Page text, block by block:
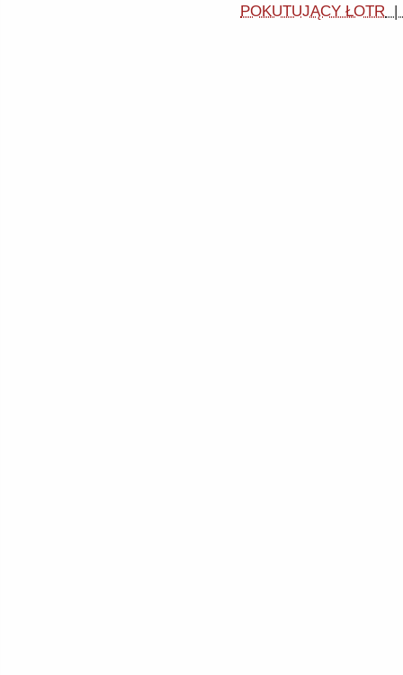
POKUTUJĄCY ŁOTR